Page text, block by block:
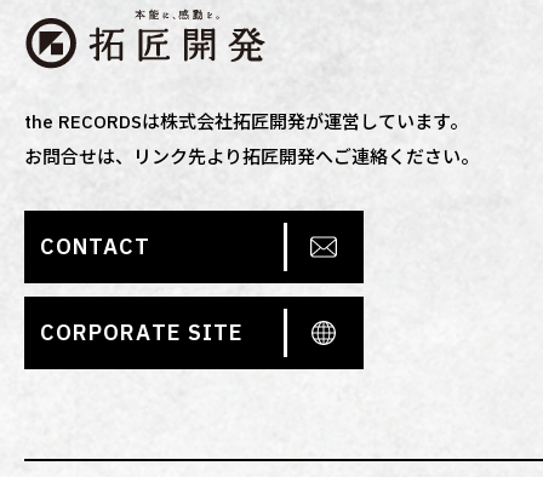
the RECORDSは株式会社拓匠開発が運営しています。
お問合せは、リンク先より拓匠開発へご連絡ください。
CONTACT
CORPORATE SITE